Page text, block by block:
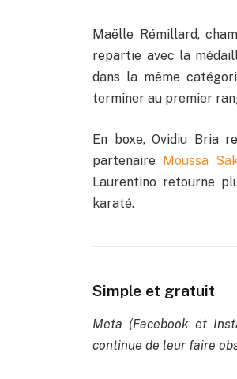
Maëlle Rémillard,
repartie avec la
dans la même
terminer au premier
En boxe, Ovidiu Bria
partenaire Moussa
Laurentino retourne
karaté.
Simple et gratuit
Meta (Facebook et
continue de leur faire